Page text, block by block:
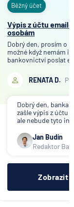
Běžný účet
Výpis z účtu
osobám
Dobrý den, prosím o
možné když nemám
bankovnictví poslat
společnosti, které
účelem ověření
RENATA D.
Dobrý den, banka
zašle výpis z účtu
ale nebude tyto
společnosti).
přeposlání emailu
jiným osobám či
Jan Budín
Redaktor
Zobrazit